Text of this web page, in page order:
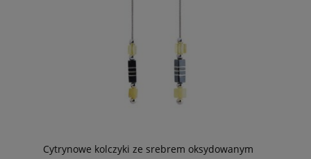
Cytrynowe kolczyki ze srebrem oksydowanym